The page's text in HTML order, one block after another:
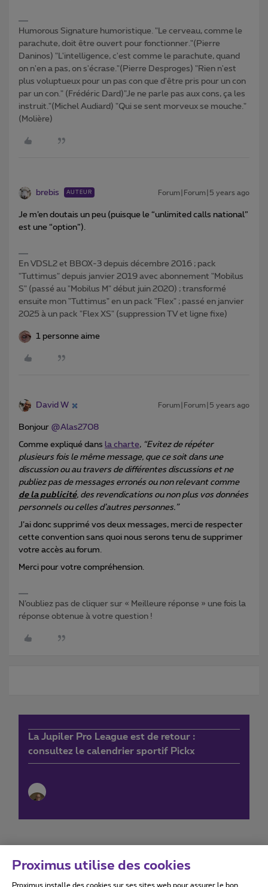
Humorous Signature humoristique. "Le cerveau, comme le
parachute, doit être ouvert pour fonctionner."(Pierre
Daninos) "L'intelligence, c'est comme le parachute, quand
on n'en a pas, on s'écrase."(Pierre Desproges) "Rien n'est
plus voluptueux pour un pas con que d'être pris pour un con
par un con." (Frédéric Dard)"Je ne parle pas aux cons, ça les
instruit."(Michel Audiard) "Qui se sent morveux se mouche."
(Molière)
brebis AUTEUR Forum|Forum|5 years ago
Je m’en doutais un peu (puisque le “unlimited calls national”
est une “option”).
En VDSL2 et BBOX-3 depuis décembre 2016 ; pack
"Tuttimus" depuis janvier 2019 avec abonnement "Mobilus
S" (passé au "Mobilus M" début juin 2020) ; transformé
ensuite mon "Tuttimus" en un pack "Flex" ; passé en janvier
2025 à un pack "Flex XS" (suppression TV et ligne fixe)
1 personne aime
David W Forum|Forum|5 years ago
Bonjour @Alas2708
Comme expliqué dans la charte, “Evitez de répéter
plusieurs fois le même message, que ce soit dans une
discussion ou au travers de différentes discussions et ne
publiez pas de messages erronés ou non relevant comme
de la publicité, des revendications ou non plus vos données
personnels ou celles d’autres personnes.”
J’ai donc supprimé vos deux messages, merci de respecter
cette convention sans quoi nous serons tenu de supprimer
votre accès au forum.
Merci pour votre compréhension.
N’oubliez pas de cliquer sur « Meilleure réponse » une fois la
réponse obtenue à votre question !
La Jupiler Pro League est de retour :
consultez le calendrier sportif Pickx
Proximus utilise des cookies
Proximus installe des cookies sur ses sites web pour assurer le bon